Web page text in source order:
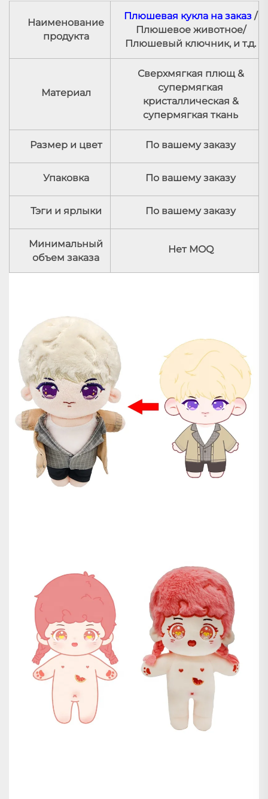
Наименование
продукта
Плюшевая кукла на заказ /
Плюшевое животное/
Плюшевый ключник, и т.д.
Материал
Сверхмягкая плющ &
супермягкая
кристаллическая &
супермягкая ткань
Размер и цвет По вашему заказу
Упаковка По вашему заказу
Тэги и ярлыки По вашему заказу
Минимальный
объем заказа
Нет MOQ